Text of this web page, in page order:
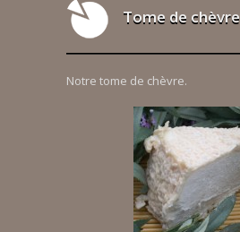
Tome de chèvre
Notre tome de chèvre.